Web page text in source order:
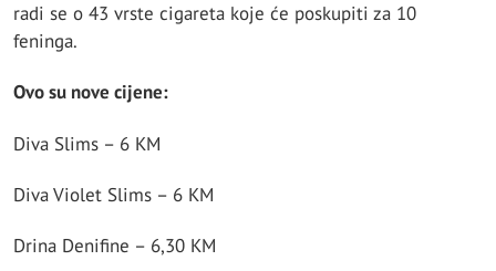
radi se o 43 vrste cigareta koje će poskupiti za 10
feninga.
Ovo su nove cijene:
Diva Slims – 6 KM
Diva Violet Slims – 6 KM
Drina Denifine – 6,30 KM